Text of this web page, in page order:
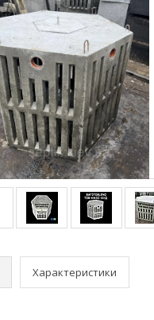
Характеристики